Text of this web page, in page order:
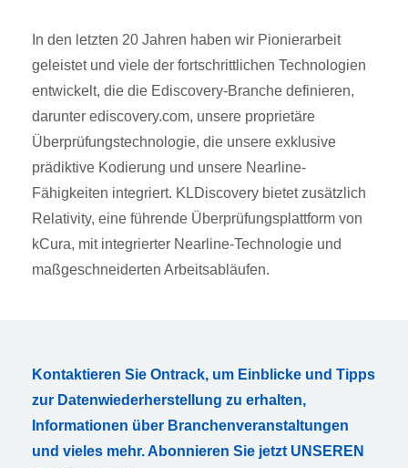
In den letzten 20 Jahren haben wir Pionierarbeit
geleistet und viele der fortschrittlichen Technologien
entwickelt, die die Ediscovery-Branche definieren,
darunter ediscovery.com, unsere proprietäre
Überprüfungstechnologie, die unsere exklusive
prädiktive Kodierung und unsere Nearline-
Fähigkeiten integriert. KLDiscovery bietet zusätzlich
Relativity, eine führende Überprüfungsplattform von
kCura, mit integrierter Nearline-Technologie und
maßgeschneiderten Arbeitsabläufen.
Kontaktieren Sie Ontrack, um Einblicke und Tipps
zur Datenwiederherstellung zu erhalten,
Informationen über Branchenveranstaltungen
und vieles mehr. Abonnieren Sie jetzt UNSEREN